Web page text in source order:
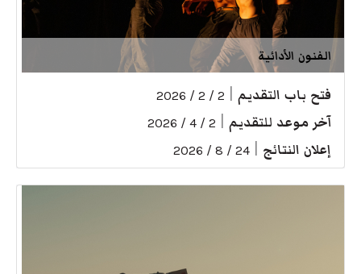
الفنون الأدائية
فتح باب التقديم 2 / 2 / 2026
آخر موعد للتقديم 2 / 4 / 2026
إعلان النتائج 24 / 8 / 2026